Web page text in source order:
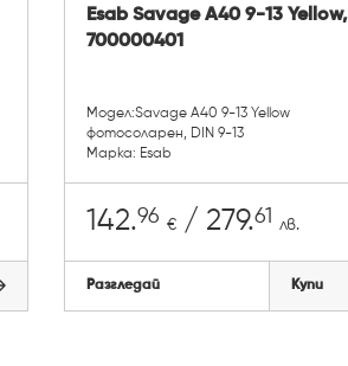
Esab Savage A40 9-13 Yellow,
700000401
Модел:Savage A40 9-13 Yellow
фотосоларен, DIN 9-13
Марка: Esab
142.96 €/ 279.61 лв.
Разгледай Купи